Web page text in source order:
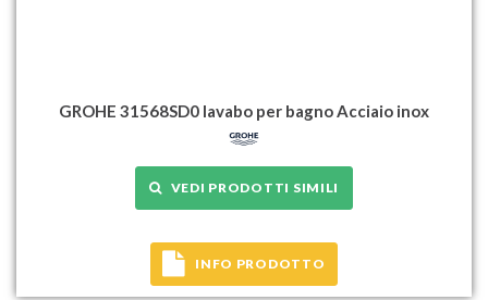
GROHE 31568SD0 lavabo per bagno Acciaio inox
VEDI PRODOTTI SIMILI
INFO PRODOTTO